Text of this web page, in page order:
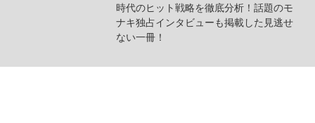
時代のヒット戦略を徹底分析！話題のモ
ナキ独占インタビューも掲載した見逃せ
ない一冊！